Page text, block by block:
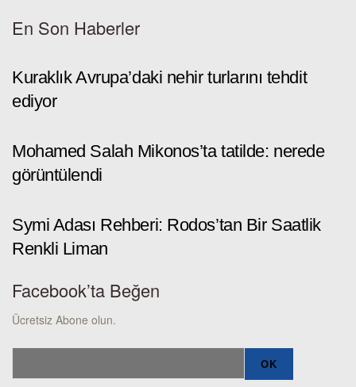
En Son Haberler
Kuraklık Avrupa’daki nehir turlarını tehdit
ediyor
Mohamed Salah Mikonos’ta tatilde: nerede
görüntülendi
Symi Adası Rehberi: Rodos’tan Bir Saatlik
Renkli Liman
Facebook’ta Beğen
Ücretsiz Abone olun.